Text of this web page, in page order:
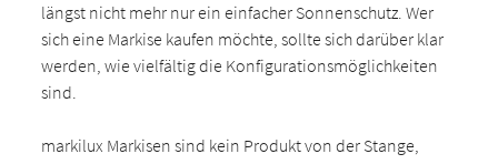
längst nicht mehr nur ein einfacher Sonnenschutz. Wer
sich eine Markise kaufen möchte, sollte sich darüber klar
werden, wie vielfältig die Konfigurationsmöglichkeiten
sind.
markilux Markisen sind kein Produkt von der Stange,